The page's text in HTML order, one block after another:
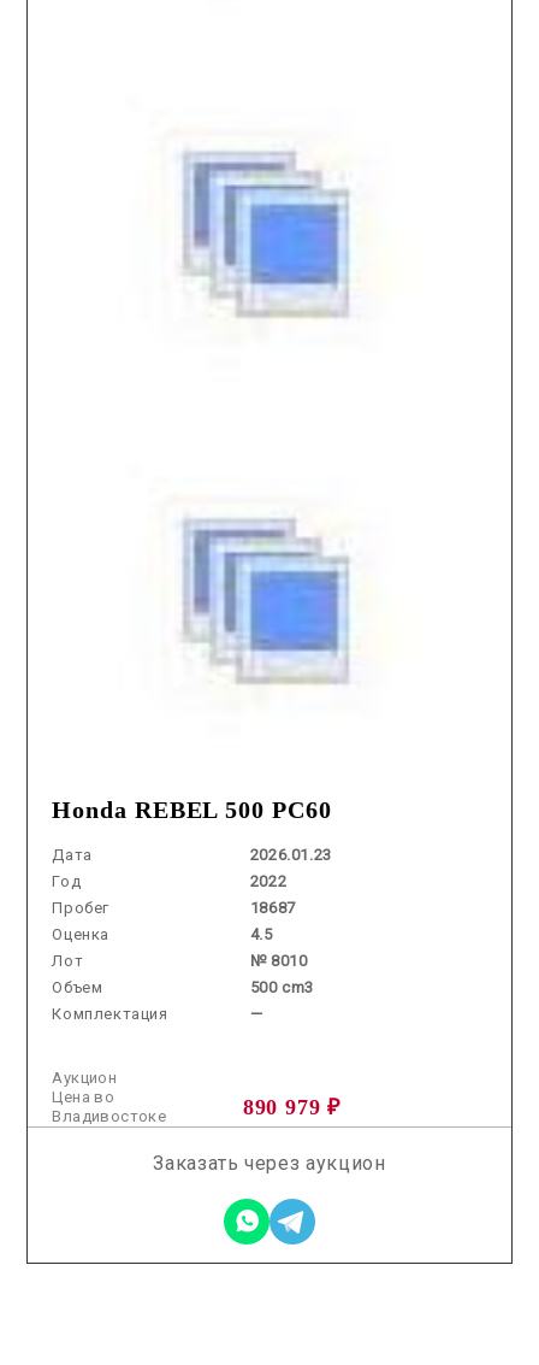
Honda REBEL 500 PC60
Дата
2026.01.23
Год
2022
Пробег
18687
Оценка
4.5
Лот
№ 8010
Объем
500 cm3
Комплектация
—
Аукцион
890 979 ₽
Цена во
Владивостоке
Заказать через аукцион